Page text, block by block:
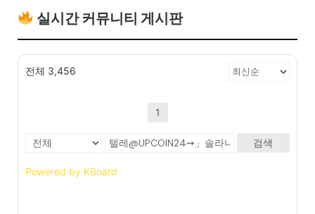
실시간 커뮤니티 게시판
전체 3,456
1
검색
Powered by KBoard